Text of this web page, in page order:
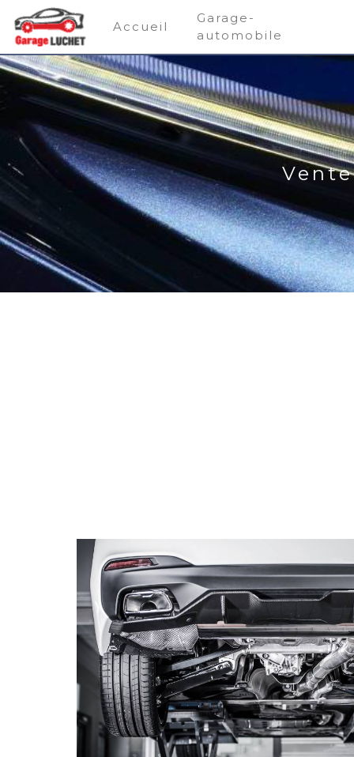
Panneau de gestion des cookies
Accueil
Garage-
automobile